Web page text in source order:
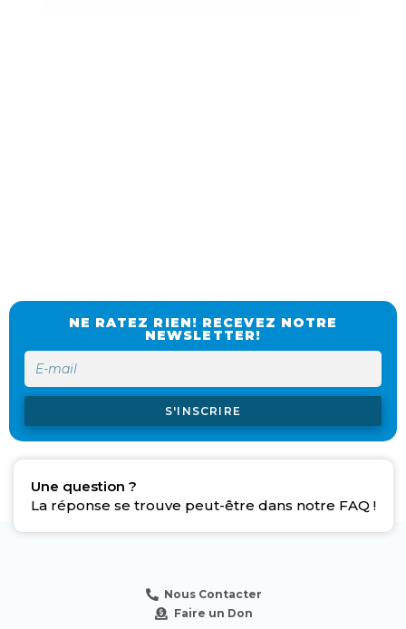
NE RATEZ RIEN! RECEVEZ NOTRE
NEWSLETTER!
S'INSCRIRE
Une question ?
La réponse se trouve peut-être dans notre FAQ !
Nous Contacter
Faire un Don